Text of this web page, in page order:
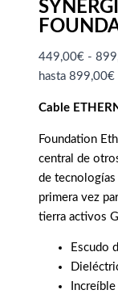
449,00€ -
hasta 899,00€
Cable
Foundation
central de
de
primera vez
tierra activos
Escudo